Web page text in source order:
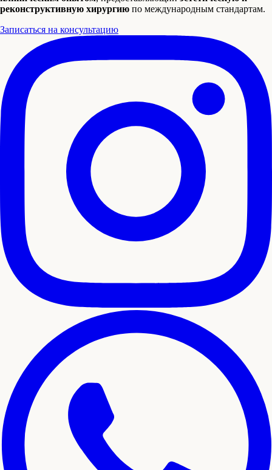
реконструктивную хирургию по международным стандартам.
Записаться на консультацию